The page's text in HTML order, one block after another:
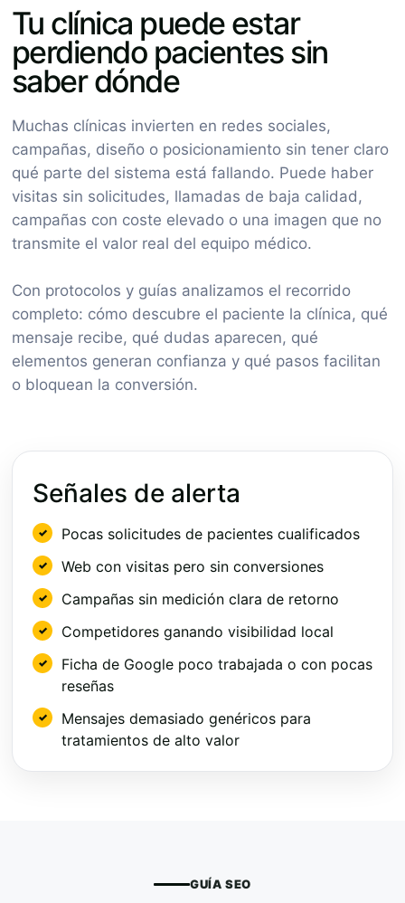
Tu clínica puede estar
perdiendo pacientes sin
saber dónde
Muchas clínicas invierten en redes sociales,
campañas, diseño o posicionamiento sin tener claro
qué parte del sistema está fallando. Puede haber
visitas sin solicitudes, llamadas de baja calidad,
campañas con coste elevado o una imagen que no
transmite el valor real del equipo médico.
Con protocolos y guías analizamos el recorrido
completo: cómo descubre el paciente la clínica, qué
mensaje recibe, qué dudas aparecen, qué
elementos generan confianza y qué pasos facilitan
o bloquean la conversión.
Señales de alerta
Pocas solicitudes de pacientes cualificados
Web con visitas pero sin conversiones
Campañas sin medición clara de retorno
Competidores ganando visibilidad local
Ficha de Google poco trabajada o con pocas
reseñas
Mensajes demasiado genéricos para
tratamientos de alto valor
GUÍA SEO